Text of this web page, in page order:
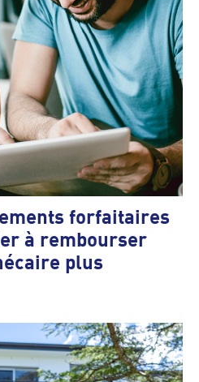
forfaitaires
à rembourser
plus